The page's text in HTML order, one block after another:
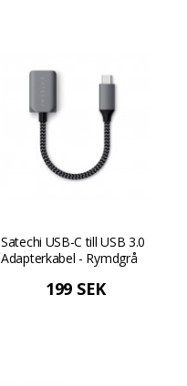
Satechi USB-C till USB 3.0
Adapterkabel - Rymdgrå
199 SEK